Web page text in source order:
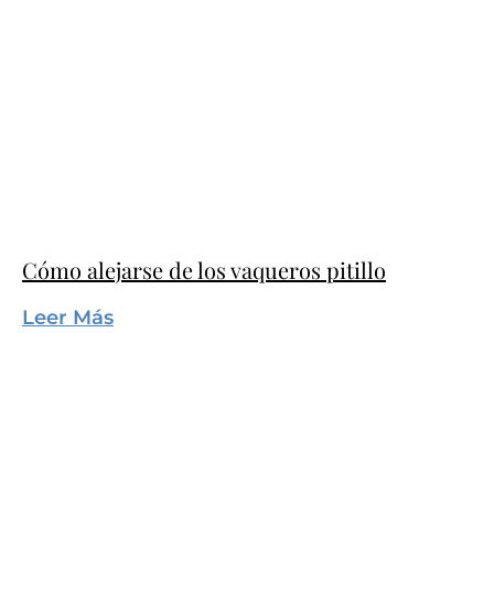
Cómo alejarse de los vaqueros pitillo
Leer Más